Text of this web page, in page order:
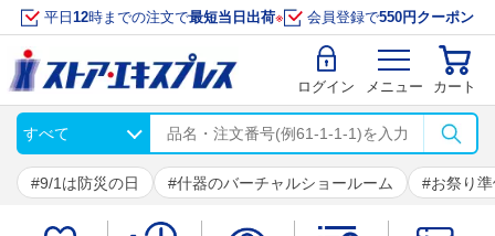
平日 12時までの注文で最短当日出荷※ 会員登録で550円クーポン
ログイン メニュー カート
9/1は防災の日 什器のバーチャルショールーム お祭り